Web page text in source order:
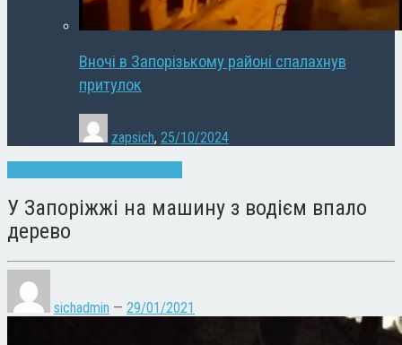
Вночі в Запорізькому районі спалахнув
притулок
zapsich, 25/10/2024
У Запоріжжі на машину з водієм впало
дерево
sichadmin — 29/01/2021